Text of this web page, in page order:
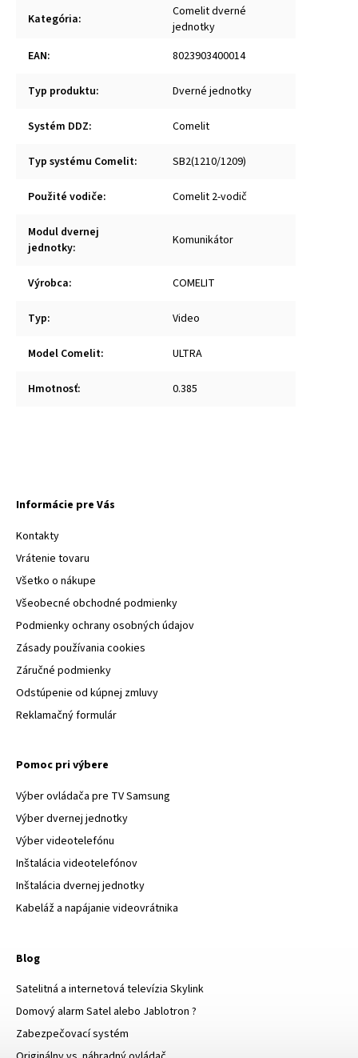
Kategória:
Comelit dverné
jednotky
EAN: 8023903400014
Typ produktu: Dverné jednotky
Systém DDZ: Comelit
Typ systému Comelit: SB2(1210/1209)
Použité vodiče: Comelit 2-vodič
Modul dvernej
jednotky: Komunikátor
Výrobca: COMELIT
Typ: Video
Model Comelit: ULTRA
Hmotnosť: 0.385
Informácie pre Vás
Kontakty
Vrátenie tovaru
Všetko o nákupe
Všeobecné obchodné podmienky
Podmienky ochrany osobných údajov
Zásady používania cookies
Záručné podmienky
Odstúpenie od kúpnej zmluvy
Reklamačný formulár
Pomoc pri výbere
Výber ovládača pre TV Samsung
Výber dvernej jednotky
Výber videotelefónu
Inštalácia videotelefónov
Inštalácia dvernej jednotky
Kabeláž a napájanie videovrátnika
Blog
Satelitná a internetová televízia Skylink
Domový alarm Satel alebo Jablotron ?
Zabezpečovací systém